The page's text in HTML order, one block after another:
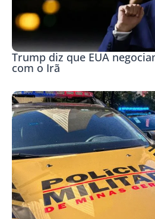
Trump diz que EUA
com o Irã